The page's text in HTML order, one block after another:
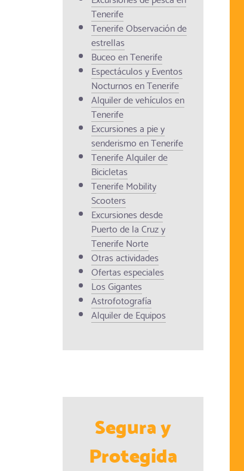
Tenerife
Tenerife Observación de
estrellas
Buceo en Tenerife
Espectáculos y Eventos
Nocturnos en Tenerife
Alquiler de vehículos en
Tenerife
Excursiones a pie y
senderismo en Tenerife
Tenerife Alquiler de
Bicicletas
Tenerife Mobility
Scooters
Excursiones desde
Puerto de la Cruz y
Tenerife Norte
Otras actividades
Ofertas especiales
Los Gigantes
Astrofotografía
Alquiler de Equipos
Segura y
Protegida